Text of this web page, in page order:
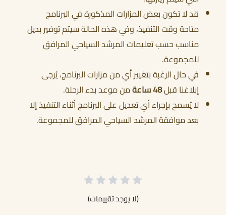
قد لا تكون بعض المزارات المذكورة في البرنامج
متاحة وقت التنفيذ، وفي هذه الحالة سيتم توفير بديل
مناسب حسب تعليمات المرشد السياحي المرافق
للمجموعة.
في حال الرغبة بتغيير أي من مزارات البرنامج، يُرجى
إبلاغنا قبل48 ساعة
من موعد بدء الرحلة.
لا يُسمح بإجراء أي تعديل على البرنامج أثناء التنفيذ إلا
بعد موافقة المرشد السياحي المرافق للمجموعة.
(لا يوجد تقييمات)